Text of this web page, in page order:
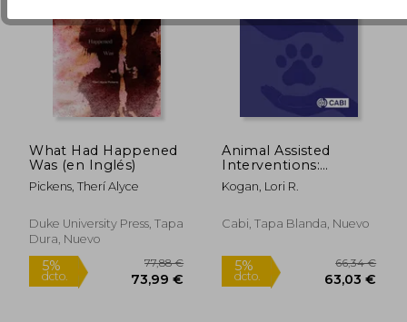
Rápido
What Had Happened
Was (en Inglés)
Pickens, Therí Alyce
Duke University Press, Tapa
Dura, Nuevo
Animal Assisted
Interventions:
Recognizing and
Mitigating Potential
(en Inglés)
Kogan, Lori R.
Cabi, Tapa Blanda, Nuevo